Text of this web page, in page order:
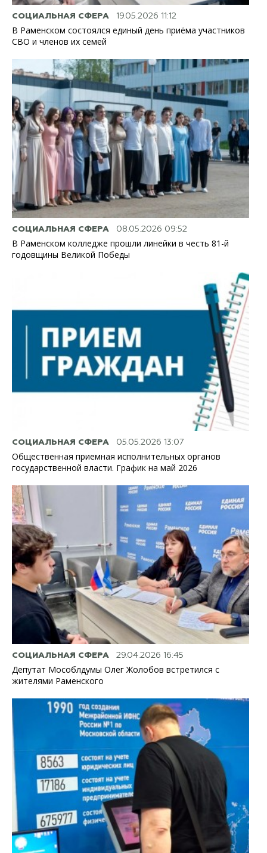
СОЦИАЛЬНАЯ СФЕРА 19.05.2026 11:12
В Раменском состоялся единый день приёма участников
СВО и членов их семей
СОЦИАЛЬНАЯ СФЕРА 08.05.2026 09:52
В Раменском колледже прошли линейки в честь 81-й
годовщины Великой Победы
СОЦИАЛЬНАЯ СФЕРА 05.05.2026 13:07
Общественная приемная исполнительных органов
государственной власти. График на май 2026
СОЦИАЛЬНАЯ СФЕРА 29.04.2026 16:45
Депутат Мособлдумы Олег Жолобов встретился с
жителями Раменского